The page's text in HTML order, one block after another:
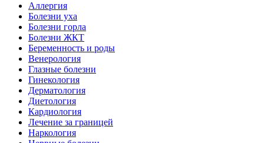
Аллергия
Болезни уха
Болезни горла
Болезни ЖКТ
Беременность и роды
Венерология
Глазные болезни
Гинекология
Дерматология
Диетология
Кардиология
Лечение за границей
Наркология